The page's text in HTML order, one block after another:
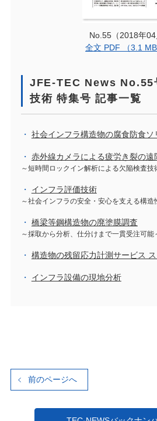
JFE-TEC News No.55
技術 特集号 記事一覧
社会インフラ構造物の腐食防食ソ
赤外線カメラによる疲労き裂の遠
～短時間ロックイン解析による欠陥検査技
インフラ評価技術
～社会インフラの安全・安心を支える構造
橋梁等鋼構造物の廃塗膜調査
～採取から分析、仕分けまで一貫受注可能
構造物の残留応力計測サービス
インフラ設備の現地分析
No.55（2018年04
全文 PDF （3.1 MB
前のページへ